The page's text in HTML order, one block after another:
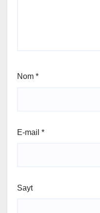
Nom *
E-mail *
Sayt